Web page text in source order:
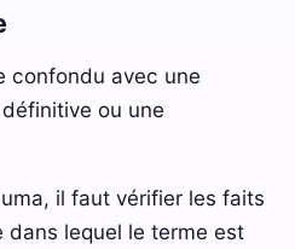
confondu avec une
ou une
il faut vérifier les faits
lequel le terme est